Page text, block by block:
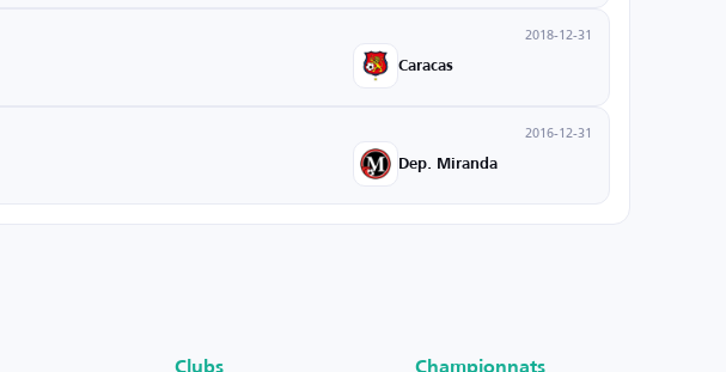
2018-12-31
Caracas
2016-12-31
Dep. Miranda